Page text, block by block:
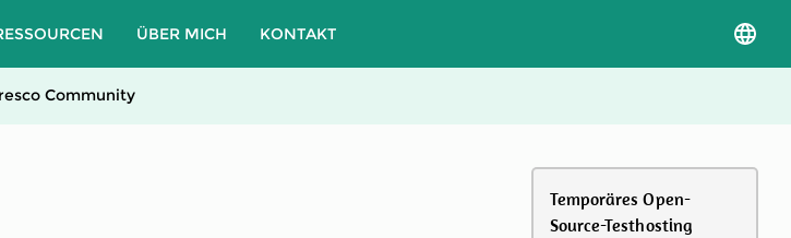
ÜBER MICH KONTAKT
Community
Temporäres Open-
Source-Testhosting